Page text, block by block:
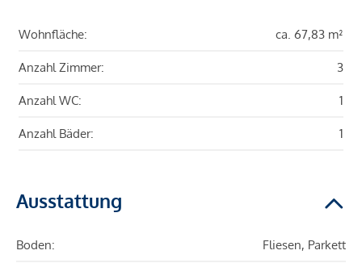
Wohnfläche: ca. 67,83 m²
Anzahl Zimmer: 3
Anzahl WC: 1
Anzahl Bäder: 1
Ausstattung
Boden: Fliesen, Parkett